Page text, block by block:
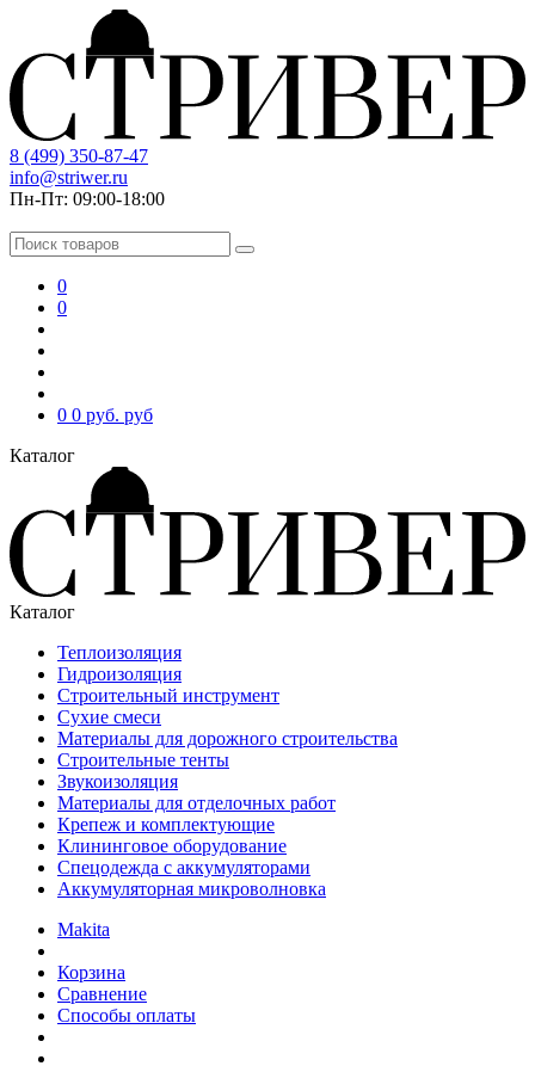
8 (499) 350-87-47
info@striwer.ru
Пн-Пт: 09:00-18:00
0
0
0 0 руб. руб
Каталог
Каталог
Теплоизоляция
Гидроизоляция
Строительный инструмент
Сухие смеси
Материалы для дорожного строительства
Строительные тенты
Звукоизоляция
Материалы для отделочных работ
Крепеж и комплектующие
Клининговое оборудование
Спецодежда с аккумуляторами
Аккумуляторная микроволновка
Makita
Корзина
Сравнение
Способы оплаты